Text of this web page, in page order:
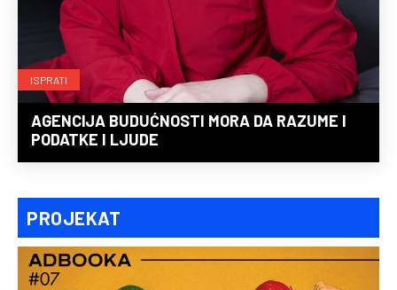
ISPRATI
AGENCIJA BUDUĆNOSTI MORA DA RAZUME I
PODATKE I LJUDE
PROJEKAT